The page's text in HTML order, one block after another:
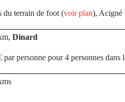
du terrain de foot (voir plan), Acigné
Dinard
par personne pour 4 personnes dans